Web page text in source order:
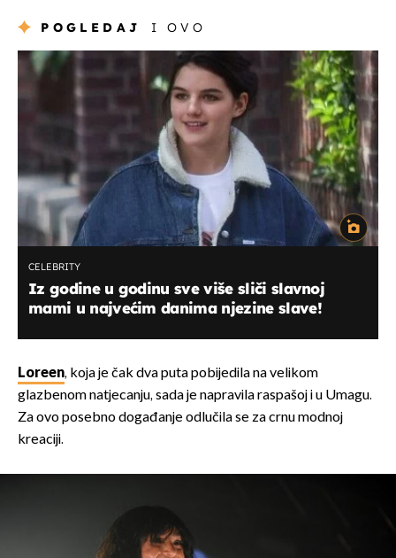
POGLEDAJ I OVO
CELEBRITY
Iz godine u godinu sve više sliči slavnoj
mami u najvećim danima njezine slave!
Loreen, koja je čak dva puta pobijedila na velikom
glazbenom natjecanju, sada je napravila raspašoj i u Umagu.
Za ovo posebno događanje odlučila se za crnu modnoj
kreaciji.